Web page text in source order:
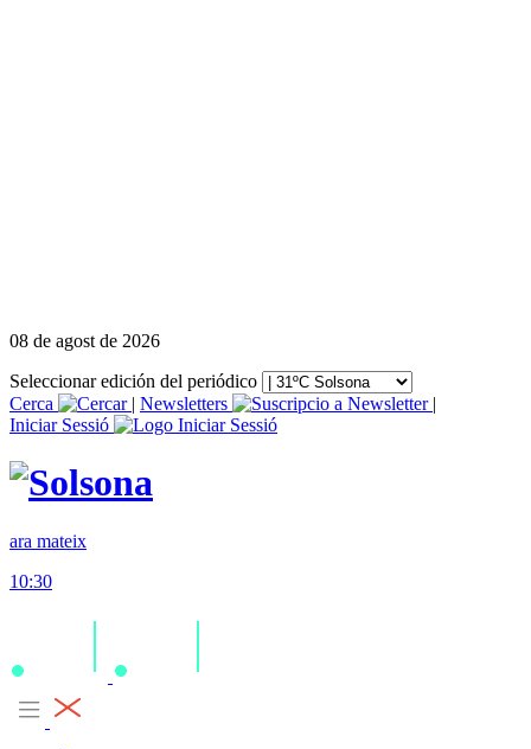
08 de agost de 2026
Seleccionar edición del periódico
Cerca
| Newsletters
|
Iniciar Sessió
ara mateix
10:30